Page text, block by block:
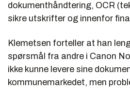
dokumenthåndtering, OCR
sikre utskrifter og innenfor
Klemetsen forteller at han
spørsmål fra andre i Canon
ikke kunne levere sine
kommunemarkedet, men